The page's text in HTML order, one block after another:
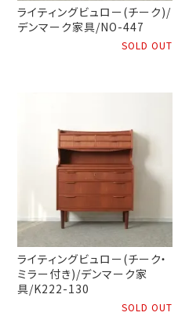
ライティングビュロー(チーク)/
デンマーク家具/NO-447
SOLD OUT
ライティングビュロー(チーク・
ミラー付き)/デンマーク家
具/K222-130
SOLD OUT